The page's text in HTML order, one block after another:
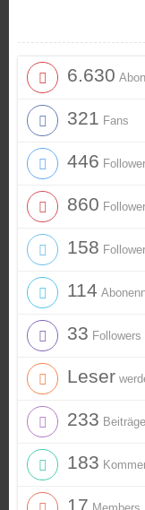
6.630
321 Fans
446
860
158
114
33 Followers
Leser
233 Beiträge
183
17